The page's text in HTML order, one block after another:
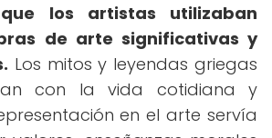
los artistas utilizaban
de arte significativas y
Los mitos y leyendas griegas
con la vida cotidiana y
en el arte servía